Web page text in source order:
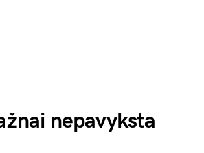
nepavyksta